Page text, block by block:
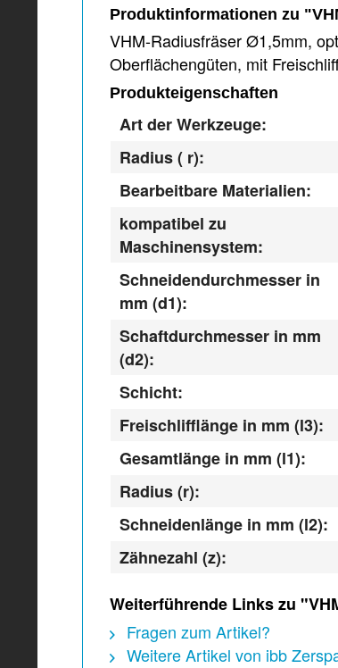
Produktinformationen zu
VHM-Radiusfräser Ø1,5mm,
Oberflächengüten, mit
Produkteigenschaften
Art der Werkzeuge:
Radius ( r):
Bearbeitbare Materialien:
kompatibel zu
Maschinensystem:
Schneidendurchmesser in
mm (d1):
Schaftdurchmesser in mm
(d2):
Schicht:
Freischlifflänge in mm (l3):
Gesamtlänge in mm (l1):
Radius (r):
Schneidenlänge in mm (l2):
Zähnezahl (z):
Weiterführende Links zu
Fragen zum Artikel?
Weitere Artikel von ibb